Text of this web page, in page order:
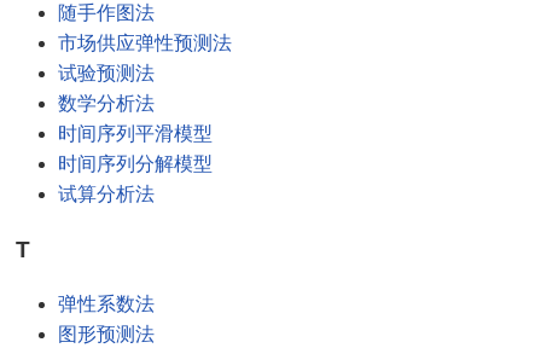
随手作图法
市场供应弹性预测法
试验预测法
数学分析法
时间序列平滑模型
时间序列分解模型
试算分析法
T
弹性系数法
图形预测法